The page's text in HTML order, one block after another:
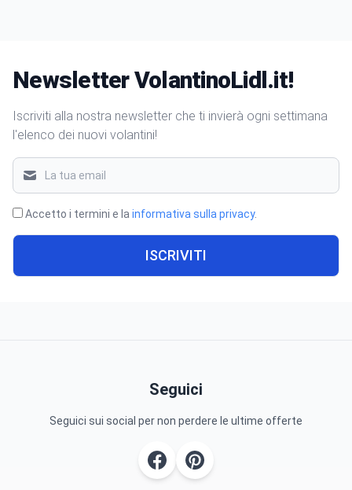
Newsletter VolantinoLidl.it!
Iscriviti alla nostra newsletter che ti invierà ogni settimana
l'elenco dei nuovi volantini!
Accetto i termini e la informativa sulla privacy.
ISCRIVITI
Seguici
Seguici sui social per non perdere le ultime offerte